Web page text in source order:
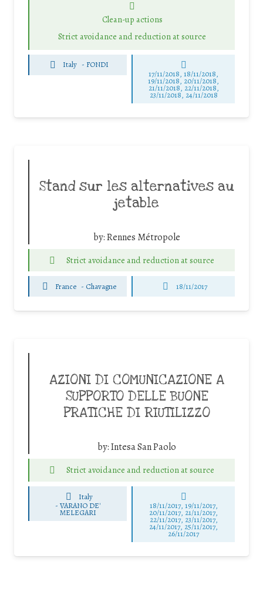
Clean-up actions
Strict avoidance and reduction at source
Italy - FONDI
17/11/2018, 18/11/2018,
19/11/2018, 20/11/2018,
21/11/2018, 22/11/2018,
23/11/2018, 24/11/2018
Stand sur les alternatives au
jetable
by:Rennes Métropole
Strict avoidance and reduction at source
France - Chavagne 18/11/2017
AZIONI DI COMUNICAZIONE A
SUPPORTO DELLE BUONE
PRATICHE DI RIUTILIZZO
by:Intesa San Paolo
Strict avoidance and reduction at source
Italy
-VARANO DE'
MELEGARI
18/11/2017, 19/11/2017,
20/11/2017, 21/11/2017,
22/11/2017, 23/11/2017,
24/11/2017, 25/11/2017,
26/11/2017